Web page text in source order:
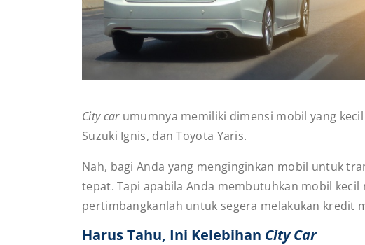
City carumumnya memiliki dimensi mobil yang
Suzuki Ignis, dan Toyota Yaris.
Nah, bagi Anda yang menginginkan mobil untuk
tepat. Tapi apabila Anda membutuhkan mobil
pertimbangkanlah untuk segera melakukan kredit
Harus Tahu, Ini Kelebihan City Car